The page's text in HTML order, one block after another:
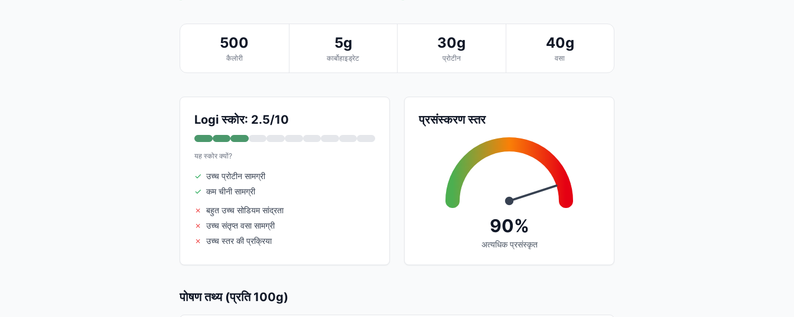
500
कैलोरी
5g
कार्बोहाइड्रेट
30g
प्रोटीन
40g
वसा
Logi स्कोर: 2.5/10
यह स्कोर क्यों?
✓ उच्च प्रोटीन सामग्री
✓ कम चीनी सामग्री
✗ बहुत उच्च सोडियम सांद्रता
✗ उच्च संतृप्त वसा सामग्री
✗ उच्च स्तर की प्रक्रिया
प्रसंस्करण स्तर
90%
अत्यधिक प्रसंस्कृत
पोषण तथ्य (प्रति 100g)